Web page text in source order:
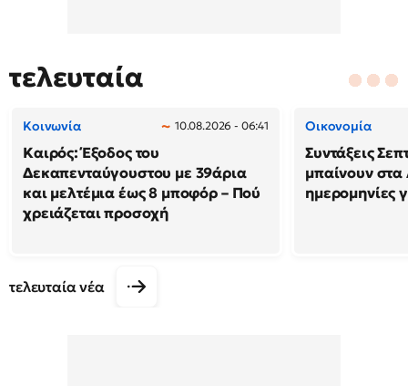
τελευταία
Κοινωνία 10.08.2026 - 06:41
Καιρός: Έξοδος του
Δεκαπενταύγουστου με 39άρια
και μελτέμια έως 8 μποφόρ – Πού
χρειάζεται προσοχή
Οικονομία
Συντάξεις
μπαίνουν
ημερομηνίες
τελευταία νέα